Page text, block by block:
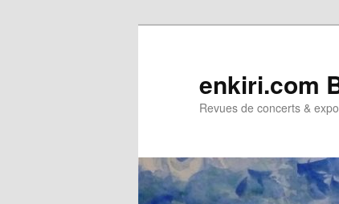
enkiri.com
Revues de concerts &